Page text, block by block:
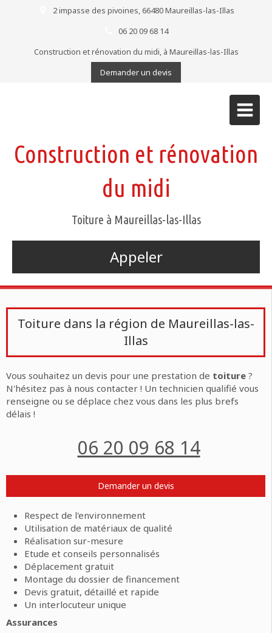
2 impasse des pivoines, 66480 Maureillas-las-Illas
06 20 09 68 14
Construction et rénovation du midi, à Maureillas-las-Illas
Demander un devis
Construction et rénovation
du midi
Toiture à Maureillas-las-Illas
Appeler
Toiture dans la région de Maureillas-las-
Illas
Vous souhaitez un devis pour une prestation de toiture ?
N'hésitez pas à nous contacter ! Un technicien qualifié vous
renseigne ou se déplace chez vous dans les plus brefs
délais !
06 20 09 68 14
Demander un devis
Respect de l'environnement
Utilisation de matériaux de qualité
Réalisation sur-mesure
Etude et conseils personnalisés
Déplacement gratuit
Montage du dossier de financement
Devis gratuit, détaillé et rapide
Un interlocuteur unique
Assurances